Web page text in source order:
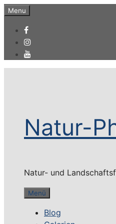
Zum
springen
Menu
Natur-
Natur- und
Menü
Blog